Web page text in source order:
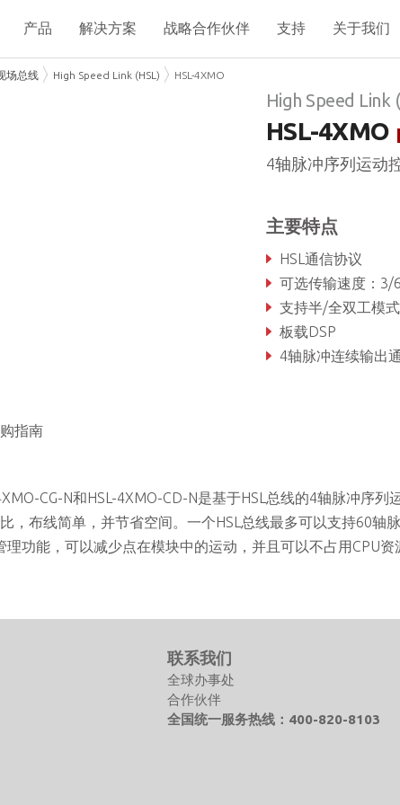
产品 解决方案 战略合作伙伴 支持 关于我们
场总线 High Speed Link (HSL) HSL-4XMO
High Speed Link
HSL-4XMO
4轴脉冲序列运动
主要特点
HSL通信协议
可选传输速度：3/
支持半/全双工模式
板载DSP
4轴脉冲连续输出
指南
CG-N和HSL-4XMO-CD-N是基于HSL总线的4轴脉冲序
，布线简单，并节省空间。一个HSL总线最多可以支持60轴
理功能，可以减少点在模块中的运动，并且可以不占用CPU资
联系我们
全球办事处
合作伙伴
全国统一服务热线：400-820-8103